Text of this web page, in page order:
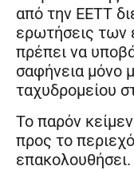
από την ΕΕΤΤ
ερωτήσεις των
πρέπει να
σαφήνεια µόνο
ταχυδρομείου
Το παρόν
προς το
επακολουθήσει.